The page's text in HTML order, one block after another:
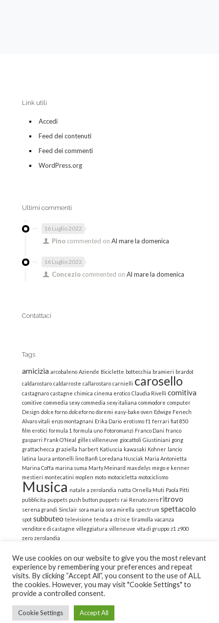
Link utili
Accedi
Feed dei contenuti
Feed dei commenti
WordPress.org
Ultimi commenti
16 Luglio 2022
Pino commented onAl mare la domenica
16 Luglio 2022
Concezio commented onAl mare la domenica
Contattaci
Tags
amicizia arcobaleno Aziende Biciclette bottecchia bramieri brardot
caldarostaro caldarroste callarostaro carnielli carosello
castagnaro castagne chimica cinema erotico Claudia Rivelli comitiva
comitive commedia sexy commedia sexy italiana commodore computer
Design dolce forno dolceforno doremi easy-bake oven Edwige Fenech
Alvaro vitali enzo montagnani Erika Dario erotismo f1 ferrari fiat 850
film erotici formula 1 formula uno Fotoromanzi Franco Dani franco
gasparri Frank O’Neal gilles villeneuve giocattoli Giustiniani gong
grattachecca graziella harbert Katiuscia kawasaki Kohner lancio
latina laura antonelli lino Banfi Loredana Nusciak Maria Antonietta
Marina Coffa marina suma Marty Meinard max delys mego e kenner
mestieri montecatini moplen moto motocicletta motociclismo
Musica natale a zerolandia natta Ornella Muti Paola Pitti
pubblicita puppets push button puppets rai Renato zero ritrovo
serena grandi Sinclair sora maria sora mirella spectrum spettacolo
spot subbuteo televisione tenda a strisce tiramolla vacanza
venditore di castagne villeggiatura villeneuve vita di gruppo z1 z900
zero zerolandia
© 2022 La Strana Nostalgia | All Rights Reserved | Powered
We use cookies on our website to give you the most relevant
experience by remembering your preferences and repeat
visits. By clicking “Accept All”, you consent to the use of ALL
the cookies. However, you may visit "Cookie Settings" to
provide a controlled consent.
Cookie Settings Accept All